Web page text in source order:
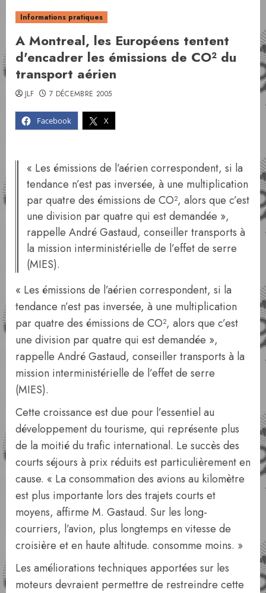
Informations pratiques
A Montreal, les Européens tentent
d'encadrer les émissions de CO² du
transport aérien
Facebook X
JLF 7 DÉCEMBRE 2005
« Les émissions de l’aérien correspon­dent, si la
tendance n’est pas inversée, à une multiplication
par quatre des émissions de CO², alors que c’est
une division par quatre qui est demandée »,
rappelle André Gas­taud, conseiller transports à
la mission interministérielle de l’effet de serre
(MIES).
« Les émissions de l’aérien correspon­dent, si la
tendance n’est pas inversée, à une multiplication
par quatre des émissions de CO², alors que c’est
une division par quatre qui est demandée »,
rappelle André Gas­taud, conseiller transports à la
mission interministérielle de l’effet de serre
(MIES).
Cette croissance est due pour l’es­sentiel au
développement du tourisme, qui représente plus
de la moitié du trafic international. Le succès des
courts séjours à prix réduits est particulièrement en
cau­se. « La consommation des avions au kilo­mètre
est plus importante lors des trajets courts et
moyens, affirme M. Gastaud. Sur les long-
courriers, l’avion, plus longtemps en vitesse de
croisière et en haute altitude. consomme moins. »
Les améliorations techniques appor­tées sur les
moteurs devraient permettre de restreindre cette